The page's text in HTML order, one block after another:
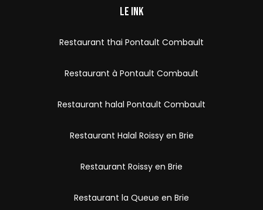
Le Ink
Restaurant thai Pontault Combault
Restaurant à Pontault Combault
Restaurant halal Pontault Combault
Restaurant Halal Roissy en Brie
Restaurant Roissy en Brie
Restaurant la Queue en Brie